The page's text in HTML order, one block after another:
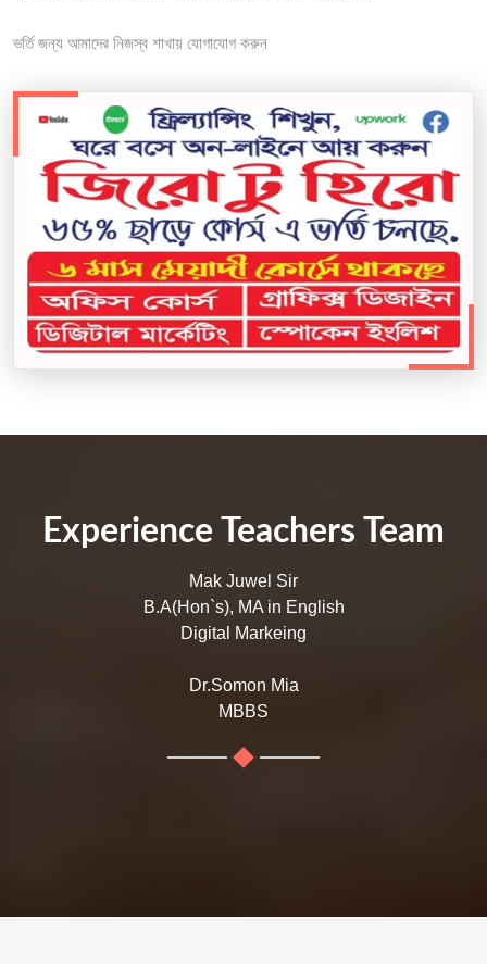
ভর্তি জন্য আমাদের নিজস্ব শাখায় যোগাযোগ করুন
Experience Teachers Team
Mak Juwel Sir
B.A(Hon`s), MA in English
Digital Markeing
Dr.Somon Mia
MBBS